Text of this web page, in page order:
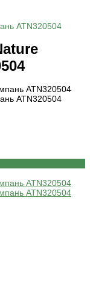
ATN320504
ATN320504